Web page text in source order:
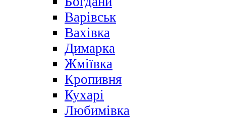
Варівськ
Вахівка
Димарка
Жміївка
Кропивня
Кухарі
Любимівка